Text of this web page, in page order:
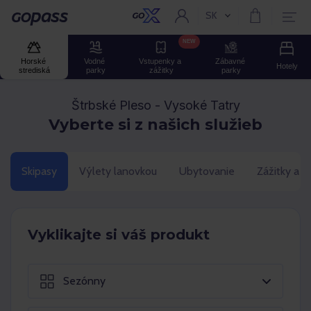
Gopass Aktuální jazyk:
SK
Horské
strediská
Vodné
parky
Vstupenky a
zážitky
NEW
Zábavné
parky
Hotely
Štrbské Pleso - Vysoké Tatry
Vyberte si z našich služieb
Skipasy Výlety lanovkou Ubytovanie Zážitky a
Vyklikajte si váš produkt
Sezónny